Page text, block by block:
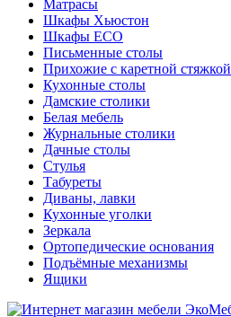
Матрасы
Шкафы Хьюстон
Шкафы ECO
Письменные столы
Прихожие с каретной стяжкой
Кухонные столы
Дамские столики
Белая мебель
Журнальные столики
Дачные столы
Стулья
Табуреты
Диваны, лавки
Кухонные уголки
Зеркала
Ортопедические основания
Подъёмные механизмы
Ящики